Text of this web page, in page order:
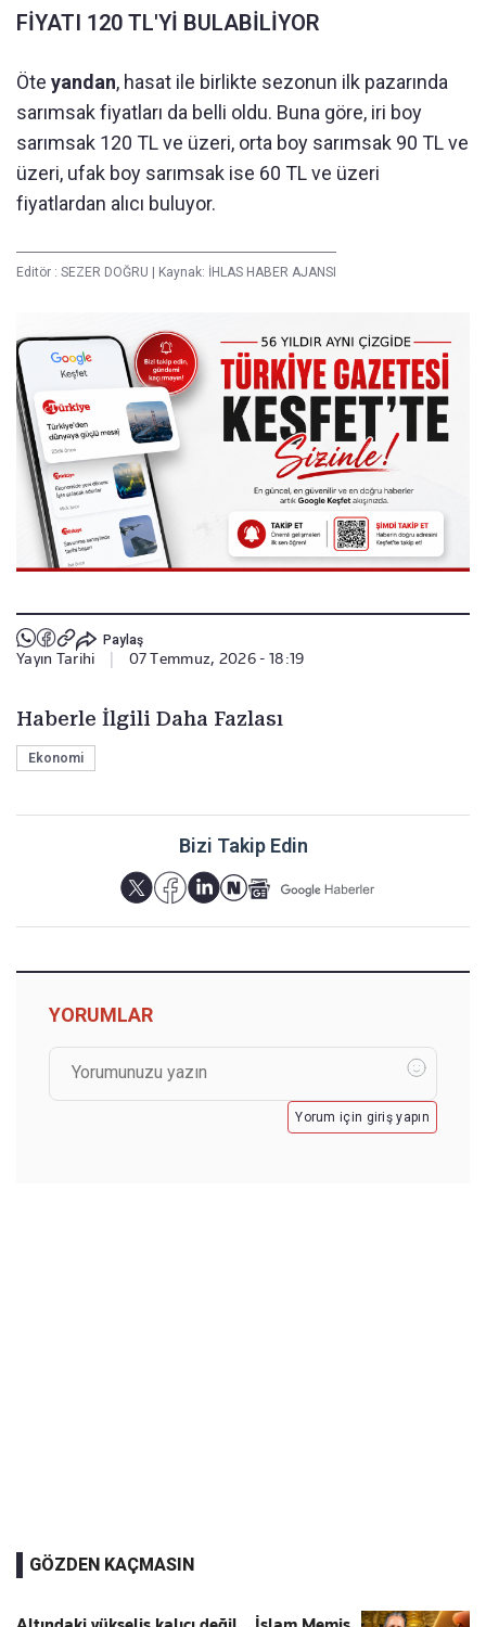
FİYATI 120 TL'Yİ BULABİLİYOR
Öte yandan, hasat ile birlikte sezonun ilk pazarında
sarımsak fiyatları da belli oldu. Buna göre, iri boy
sarımsak 120 TL ve üzeri, orta boy sarımsak 90 TL ve
üzeri, ufak boy sarımsak ise 60 TL ve üzeri
fiyatlardan alıcı buluyor.
Editör : SEZER DOĞRU | Kaynak: İHLAS HABER AJANSI
Paylaş
Yayın Tarihi 07 Temmuz, 2026 - 18:19
Haberle İlgili Daha Fazlası
Ekonomi
Bizi Takip Edin
YORUMLAR
Yorum için giriş yapın
GÖZDEN KAÇMASIN